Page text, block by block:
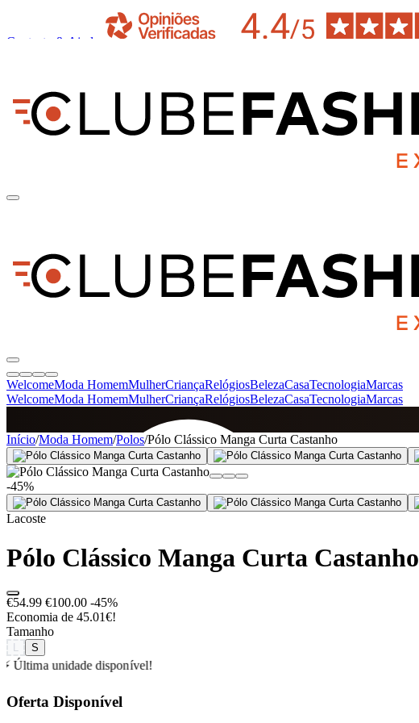
Contacto & Ajuda
WelcomeModa HomemMulherCriançaRelógiosBelezaCasaTecnologiaMarcas
WelcomeModa HomemMulherCriançaRelógiosBelezaCasaTecnologiaMarcas
SINCE 2005
+de 36.000 reviews
Início/Moda Homem/Polos/Pólo Clássico Manga Curta Castanho
-45%
Lacoste
Pólo Clássico Manga Curta Castanho
€54.99 €100.00 -45%
Economia de 45.01€!
Tamanho
S
⚡ Última unidade disponível!
Oferta Disponível